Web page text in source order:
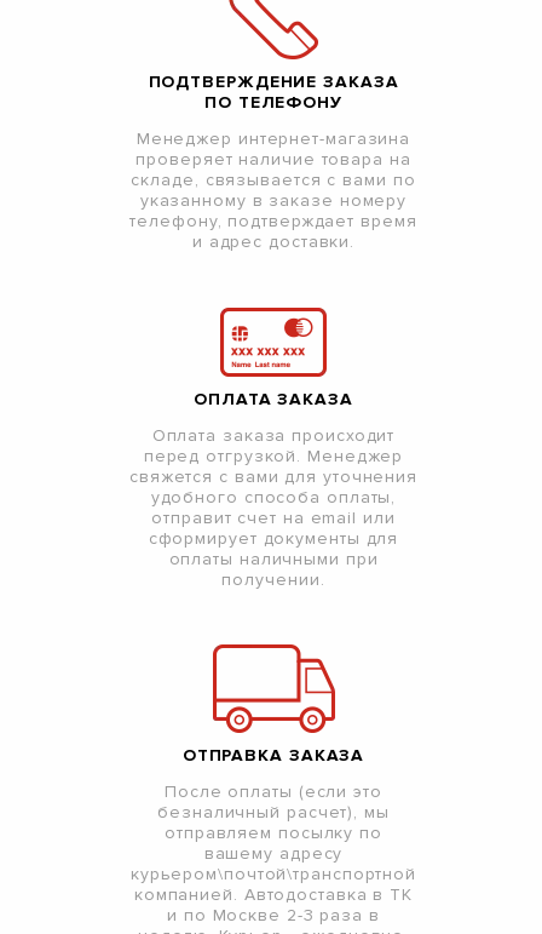
ПОДТВЕРЖДЕНИЕ ЗАКАЗА
ПО ТЕЛЕФОНУ
Менеджер интернет-магазина
проверяет наличие товара на
складе, связывается с вами по
указанному в заказе номеру
телефону, подтверждает время
и адрес доставки.
ОПЛАТА ЗАКАЗА
Оплата заказа происходит
перед отгрузкой. Менеджер
свяжется с вами для уточнения
удобного способа оплаты,
отправит счет на email или
сформирует документы для
оплаты наличными при
получении.
ОТПРАВКА ЗАКАЗА
После оплаты (если это
безналичный расчет), мы
отправляем посылку по
вашему адресу
курьером\почтой\транспортной
компанией. Автодоставка в ТК
и по Москве 2-3 раза в